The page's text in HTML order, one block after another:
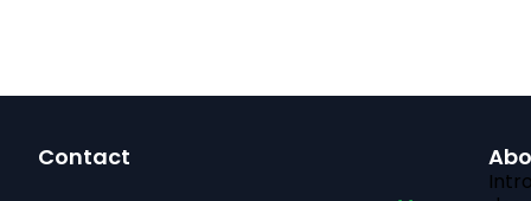
u
Contact